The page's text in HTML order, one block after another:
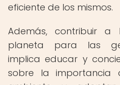
eficiente de los mismos.
Además, contribuir a
planeta para las
implica educar y
sobre la importancia